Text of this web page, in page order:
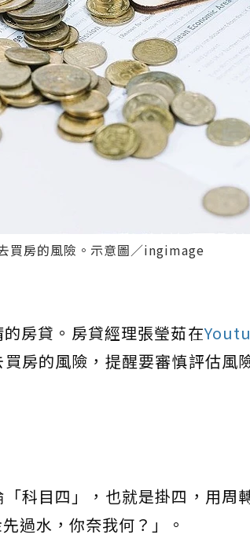
買房的風險。示意圖／ingimage
房貸。房貸經理張瑩茹在
房的風險，提醒要審慎評估風
科目四」，也就是掛四，用周
過水，你奈我何？」。